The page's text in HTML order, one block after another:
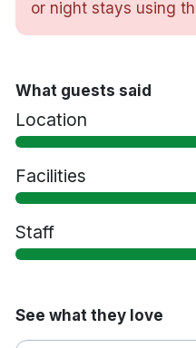
åren kan man med gott
drink framför den
med lite shopping och
musikalbesök.
Dubbelrum
Badrum med dusch
Gratis WiFi
TV
Hårtork
Minibar
or night stays using
What guests said
Location
Facilities
Staff
See what they love